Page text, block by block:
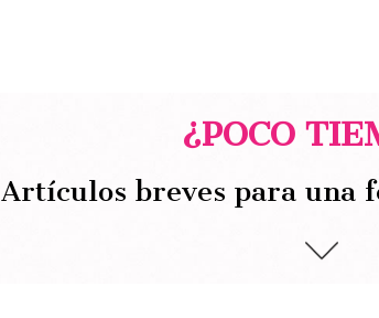
¿POCO
Artículos breves para una